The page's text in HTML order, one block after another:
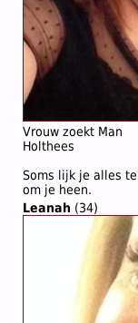
Vrouw zoekt Man
Holthees
Soms lijk je alles
om je heen.
Leanah (34)